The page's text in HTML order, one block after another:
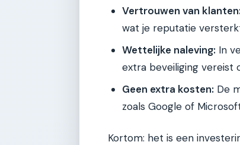
Vertrouwen van klanten:
wat je reputatie
Wettelijke naleving: In
extra beveiliging vereist
Geen extra kosten: De
zoals Google of
Kortom: het is een